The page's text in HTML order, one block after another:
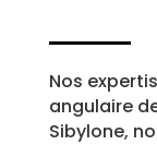
Nos
angulaire
Sibylone,